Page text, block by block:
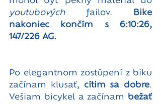
youtubových failov.
Bike
nakoniec končím s 6:10:26,
147/226 AG.
Po elegantnom zostúpení z biku
začínam klusať, cítim sa dobre.
Vešiam bicykel a začínam bežať